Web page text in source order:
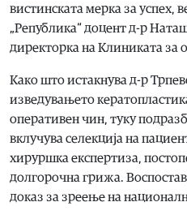
вистинската мерка за успех,
„Република“ доцент д-р
директорка на Клиниката за
Како што истакнува д-р
изведувањето
оперативен чин, туку
вклучува селекција на
хируршка експертиза,
долгорочна грижа.
доказ за зреење на